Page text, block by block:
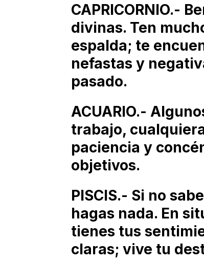
CAPRICORNIO.-
divinas. Ten
espalda; te
nefastas y
pasado.
ACUARIO.-
trabajo,
paciencia y
objetivos.
PISCIS.- Si no
hagas nada. En
tienes tus
claras; vive tu